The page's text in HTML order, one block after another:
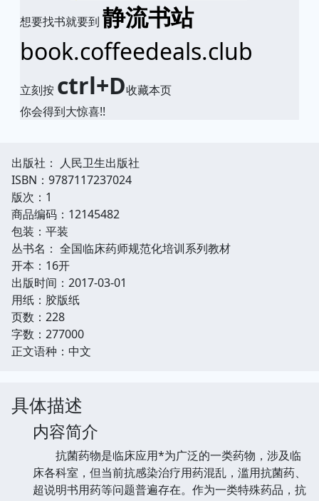
想要找书就要到 静流书站
book.coffeedeals.club
立刻按 ctrl+D收藏本页
你会得到大惊喜!!
出版社： 人民卫生出版社
ISBN：9787117237024
版次：1
商品编码：12145482
包装：平装
丛书名： 全国临床药师规范化培训系列教材
开本：16开
出版时间：2017-03-01
用纸：胶版纸
页数：228
字数：277000
正文语种：中文
具体描述
内容简介
抗菌药物是临床应用*为广泛的一类药物，涉及临
床各科室，但当前抗感染治疗用药混乱，滥用抗菌药、
超说明书用药等问题普遍存在。作为一类特殊药品，抗